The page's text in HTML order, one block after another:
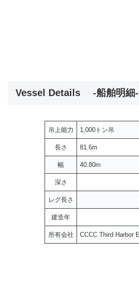
Vessel Details -船舶明細-
吊上能力 1,000トン吊
長さ 81.6m
幅 40.80m
深さ
レグ長さ
建造年
所有会社 CCCC Third Harbor